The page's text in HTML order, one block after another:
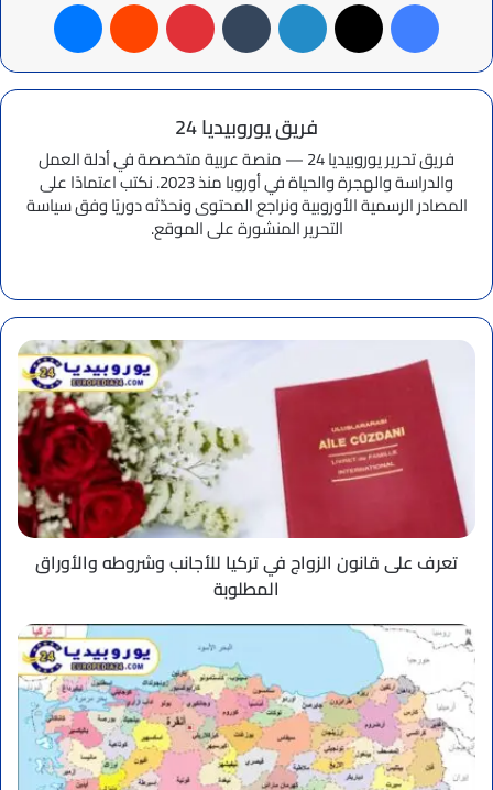
فيسبوك لينكدإن بينتيريست ماسنجر
فريق يوروبيديا 24
فريق تحرير يوروبيديا 24 — منصة عربية متخصصة في أدلة العمل
والدراسة والهجرة والحياة في أوروبا منذ 2023. نكتب اعتمادًا على
المصادر الرسمية الأوروبية ونراجع المحتوى ونحدّثه دوريًا وفق سياسة
التحرير المنشورة على الموقع.
تعرف
قانون
الزواج
تركيا
للأجانب
وشروطه
والأوراق
المطلوبة
تعرف على قانون الزواج في تركيا للأجانب وشروطه والأوراق
المطلوبة
خريطة
تركيا
بالعربي:
المدن
والحدود
والدول
المجاورة